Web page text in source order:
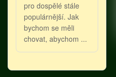
pro dospělé stále
populárnější. Jak
bychom se měli
chovat, abychom ...